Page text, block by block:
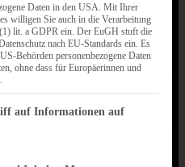
Daten in den USA. Mit Ihrer
willigen Sie auch in die Verarbeitung
lit. a GDPR ein. Der EuGH stuft die
nach EU-Standards ein. Es
Behörden personenbezogene Daten
ohne dass für Europäerinnen und
des IAB Transparency and Consent
auf Informationen auf